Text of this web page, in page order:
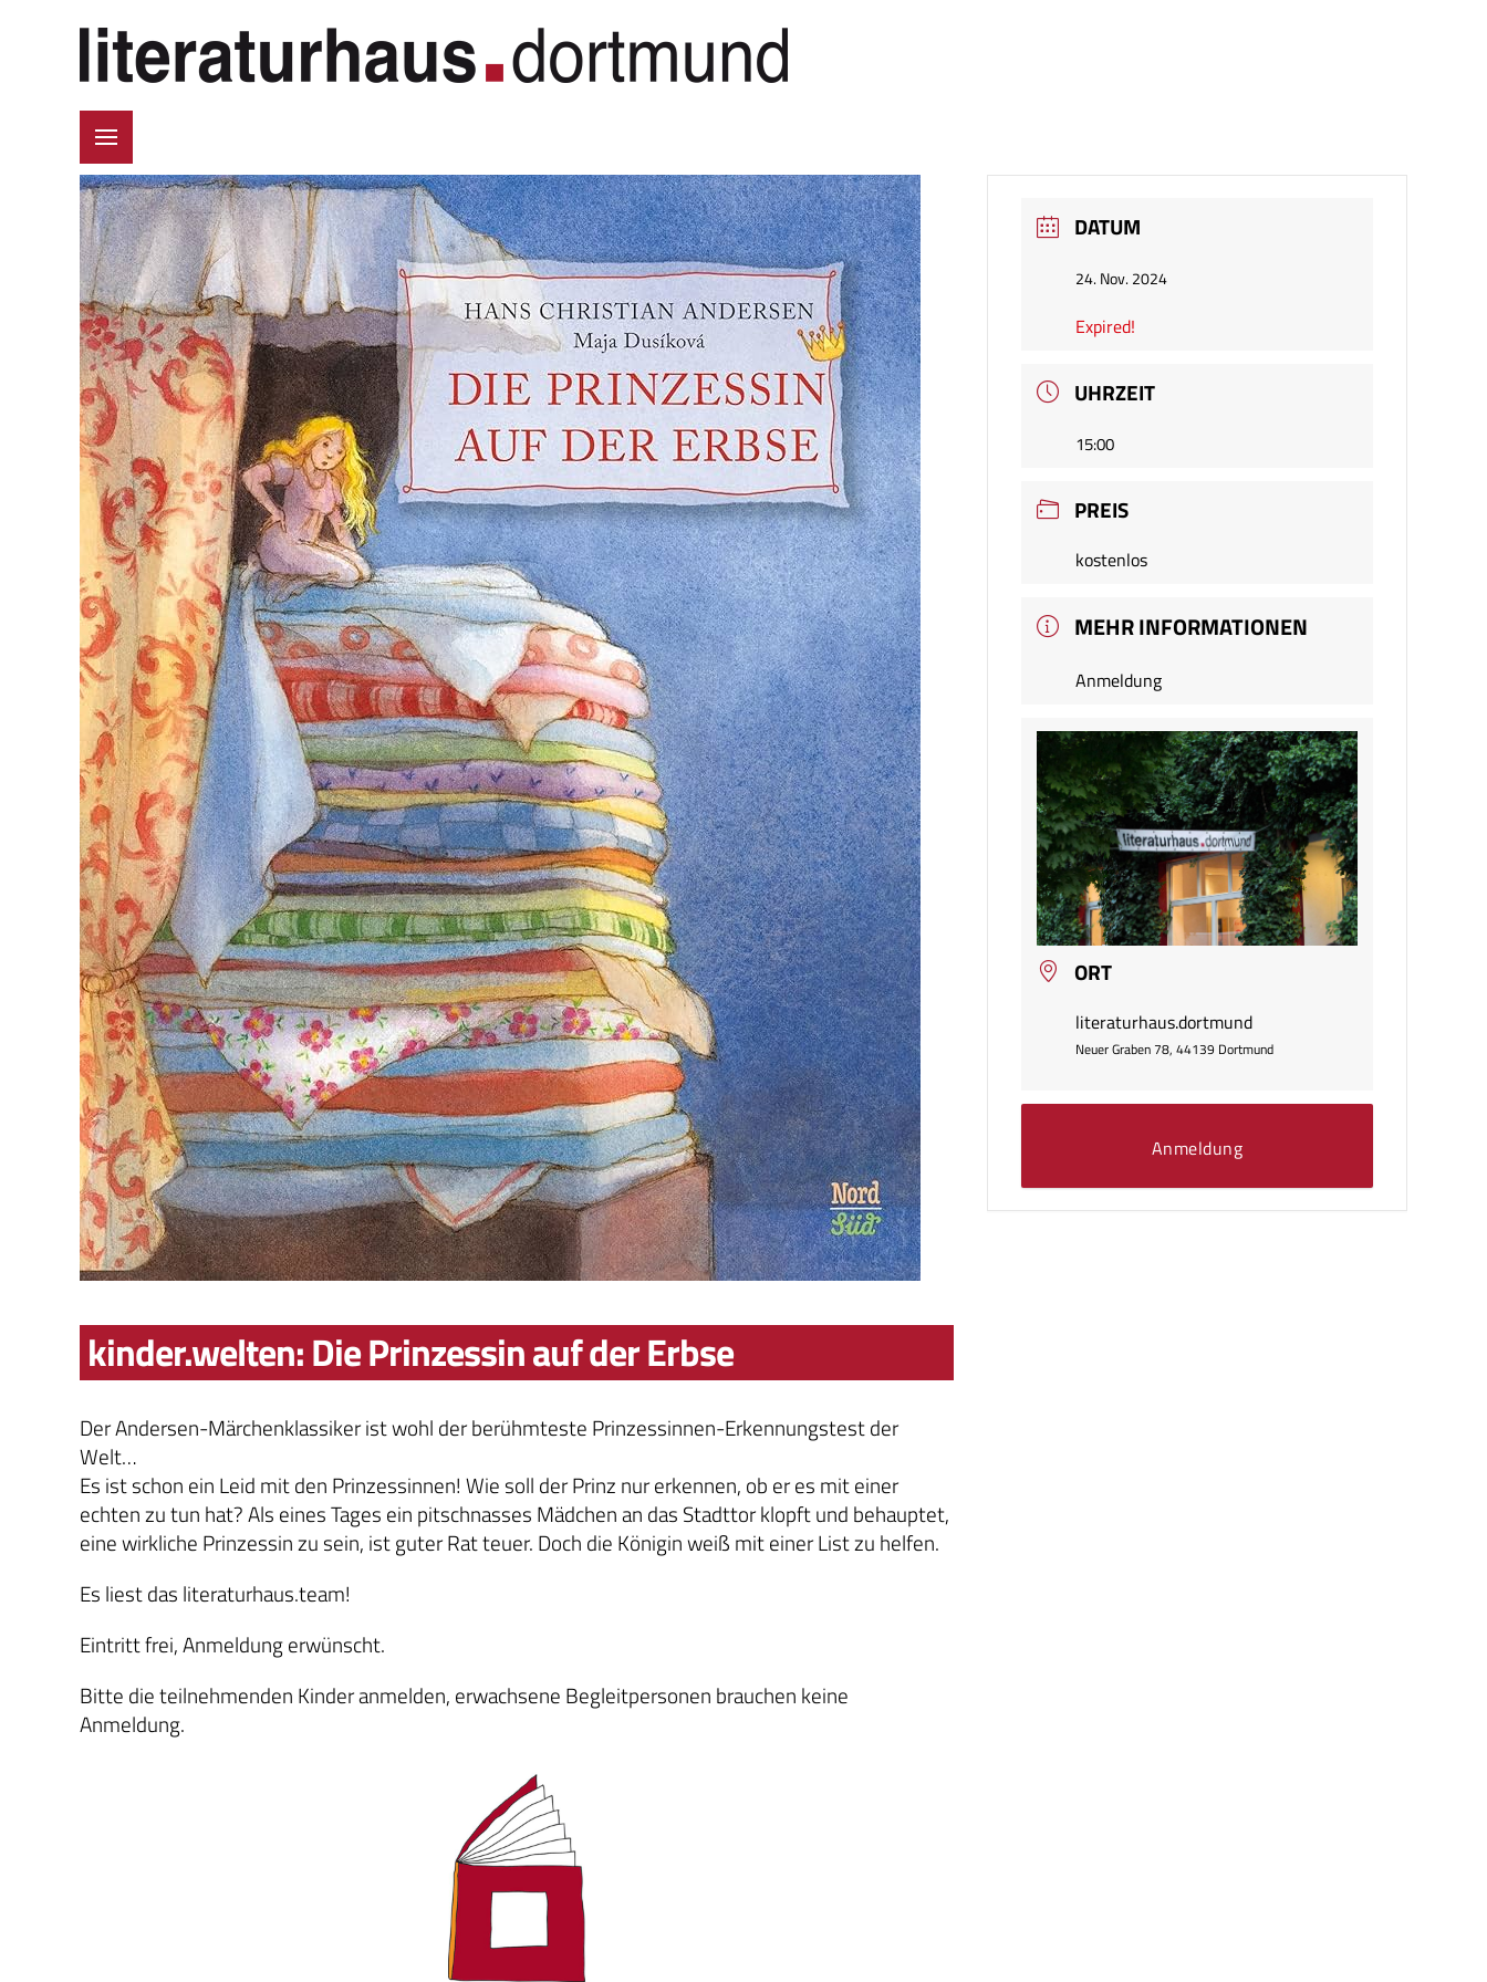
kinder.welten: Die Prinzessin auf der Erbse
Der Andersen-Märchenklassiker ist wohl der berühmteste Prinzessinnen-Erkennungstest der
Welt…
Es ist schon ein Leid mit den Prinzessinnen! Wie soll der Prinz nur erkennen, ob er es mit einer
echten zu tun hat? Als eines Tages ein pitschnasses Mädchen an das Stadttor klopft und behauptet,
eine wirkliche Prinzessin zu sein, ist guter Rat teuer. Doch die Königin weiß mit einer List zu helfen.
Es liest das literaturhaus.team!
Eintritt frei, Anmeldung erwünscht.
Bitte die teilnehmenden Kinder anmelden, erwachsene Begleitpersonen brauchen keine
Anmeldung.
DATUM
24. Nov. 2024
Expired!
UHRZEIT
15:00
PREIS
kostenlos
MEHR INFORMATIONEN
Anmeldung
ORT
literaturhaus.dortmund
Neuer Graben 78, 44139 Dortmund
Anmeldung